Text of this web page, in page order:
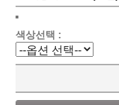
색상선택 :